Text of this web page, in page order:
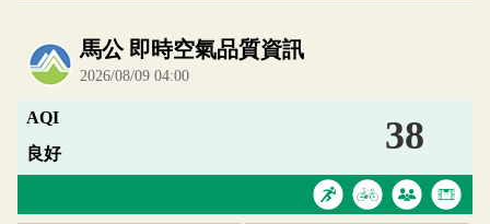
內嵌空氣品質小工具為視覺預覽，完整即時空